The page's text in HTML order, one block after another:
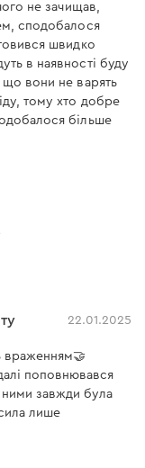
не зачищав,
сподобалося
швидко
в наявності буду
вони не варять
тому хто добре
більше
22.01.2025
враженням🤝
поповнювався
завжди була
лише